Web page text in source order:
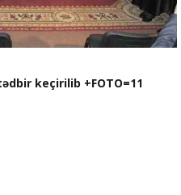
keçirilib +FOTO=11